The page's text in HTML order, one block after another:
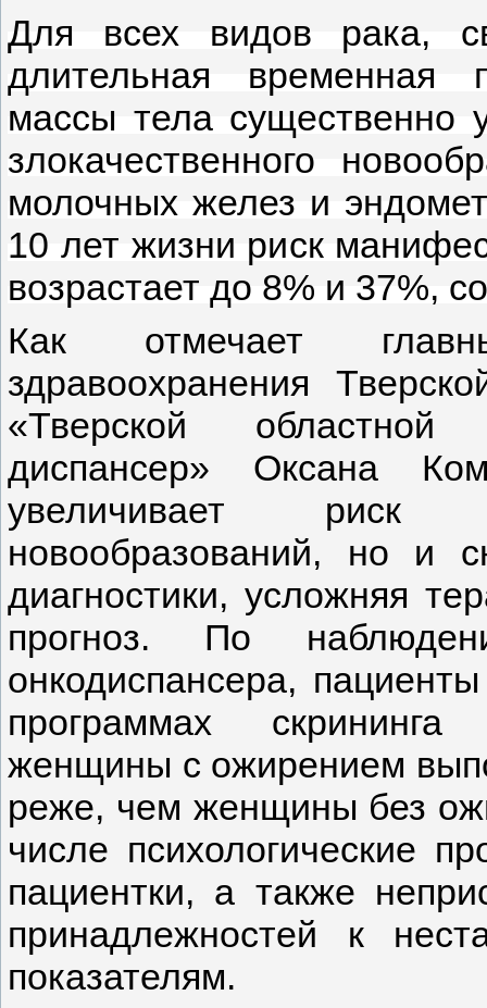
Для всех видов рака,
длительная временная
массы тела существенно
злокачественного
молочных желез и
10 лет жизни риск
возрастает до 8% и 37%,
Как отмечает
здравоохранения
«Тверской областной
диспансер» Оксана
увеличивает риск
новообразований, но и
диагностики, усложняя
прогноз. По
онкодиспансера,
программах
женщины с ожирением
реже, чем женщины без
числе психологические
пациентки, а также
принадлежностей к
показателям.